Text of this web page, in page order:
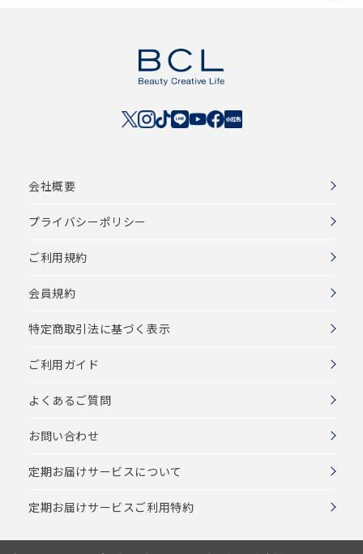
会社概要
プライバシーポリシー
ご利用規約
会員規約
特定商取引法に基づく表示
ご利用ガイド
よくあるご質問
お問い合わせ
定期お届けサービスについて
定期お届けサービスご利用特約